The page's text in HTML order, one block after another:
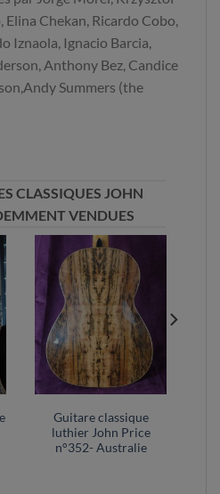
Elina Chekan, Ricardo Cobo,
Iznaola, Ignacio Barcia,
Anthony Bez, Candice
Summers (the
CLASSIQUES JOHN
VENDUES
Guitare classique
luthier John Price
n°352- Australie